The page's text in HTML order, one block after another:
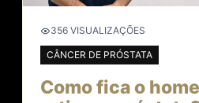
356 VISUALIZAÇÕES
CÂNCER DE PRÓSTATA
Como fica o